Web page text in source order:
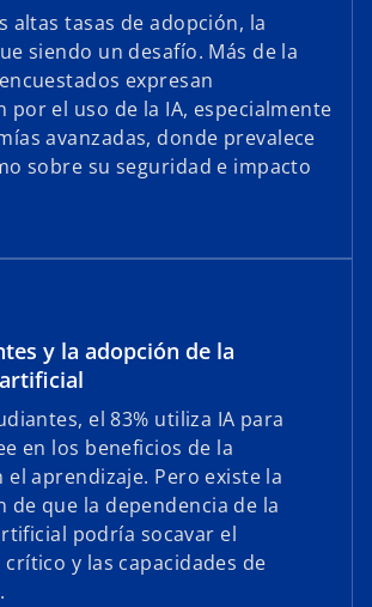
altas tasas de adopción, la
siendo un desafío. Más de la
expresan
por el uso de la IA, especialmente
avanzadas, donde prevalece
sobre su seguridad e impacto
y la adopción de la
el 83% utiliza IA para
en los beneficios de la
el aprendizaje. Pero existe la
de que la dependencia de la
podría socavar el
y las capacidades de